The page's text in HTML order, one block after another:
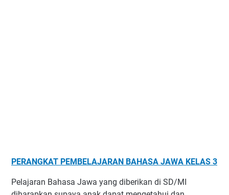
PERANGKAT PEMBELAJARAN BAHASA JAWA KELAS 3
Pelajaran Bahasa Jawa yang diberikan di SD/MI